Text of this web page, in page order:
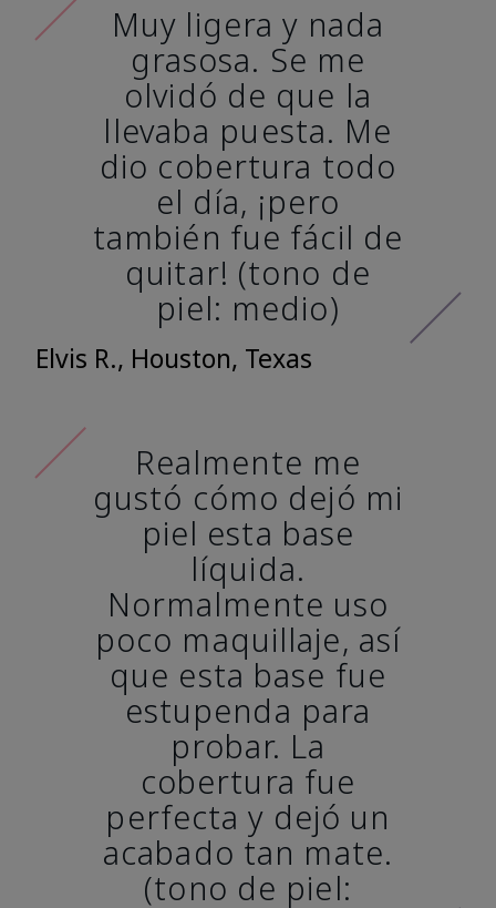
Muy ligera y nada
grasosa. Se me
olvidó de que la
llevaba puesta. Me
dio cobertura todo
el día, ¡pero
también fue fácil de
quitar! (tono de
piel: medio)
Elvis R., Houston, Texas
Realmente me
gustó cómo dejó mi
piel esta base
líquida.
Normalmente uso
poco maquillaje, así
que esta base fue
estupenda para
probar. La
cobertura fue
perfecta y dejó un
acabado tan mate.
(tono de piel: